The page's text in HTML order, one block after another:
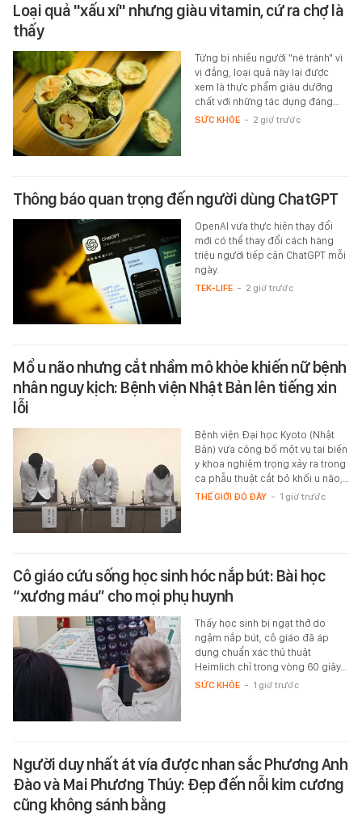
Loại quả "xấu xí" nhưng giàu vitamin, cứ ra chợ là
thấy
Từng bị nhiều người "né tránh" vì
vị đắng, loại quả này lại được
xem là thực phẩm giàu dưỡng
chất với những tác dụng đáng…
SỨC KHỎE - 2 giờ trước
Thông báo quan trọng đến người dùng ChatGPT
OpenAI vừa thực hiện thay đổi
mới có thể thay đổi cách hàng
triệu người tiếp cận ChatGPT mỗi
ngày.
TEK-LIFE - 2 giờ trước
Mổ u não nhưng cắt nhầm mô khỏe khiến nữ bệnh
nhân nguy kịch: Bệnh viện Nhật Bản lên tiếng xin
lỗi
Bệnh viện Đại học Kyoto (Nhật
Bản) vừa công bố một vụ tai biến
y khoa nghiêm trọng xảy ra trong
ca phẫu thuật cắt bỏ khối u não,…
THẾ GIỚI ĐÓ ĐÂY - 1 giờ trước
Cô giáo cứu sống học sinh hóc nắp bút: Bài học
“xương máu” cho mọi phụ huynh
Thấy học sinh bị ngạt thở do
ngậm nắp bút, cô giáo đã áp
dụng chuẩn xác thủ thuật
Heimlich chỉ trong vòng 60 giây…
SỨC KHỎE - 1 giờ trước
Người duy nhất át vía được nhan sắc Phương Anh
Đào và Mai Phương Thúy: Đẹp đến nỗi kim cương
cũng không sánh bằng